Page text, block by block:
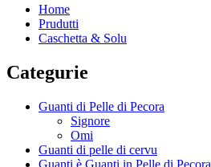
Home
Prudutti
Caschetta & Solu
Categurie
Guanti di Pelle di Pecora
Signore
Omi
Guanti di pelle di cervu
Guanti è Guanti in Pelle di Pecora